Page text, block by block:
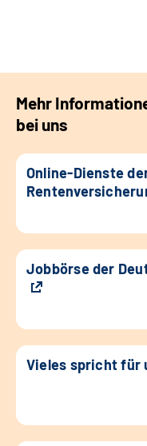
Mehr
bei uns
Online-Dienste
Jobbörse der
Vieles spricht für